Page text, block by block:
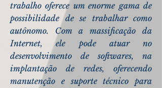
trabalho oferece um enorme gama de
possibilidade de se trabalhar como
autônomo. Com a massificação da
Internet, ele pode atuar no
desenvolvimento de softwares, na
implantação de redes, oferecendo
manutenção e suporte técnico para